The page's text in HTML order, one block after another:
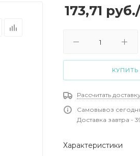
173,71 руб.
КУПИТЬ
Рассчитать
Самовывоз
Доставка завтра -
Характеристики